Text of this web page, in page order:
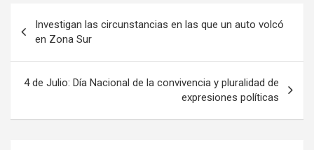
k
p
ail
tir
de
entradas
Investigan las circunstancias en las que un auto volcó
en Zona Sur
4 de Julio: Día Nacional de la convivencia y pluralidad de
expresiones políticas